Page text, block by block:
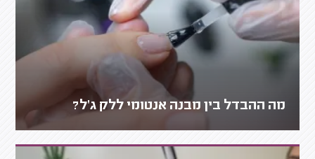
מה ההבדל בין מבנה אנטומי ללק ג'ל?